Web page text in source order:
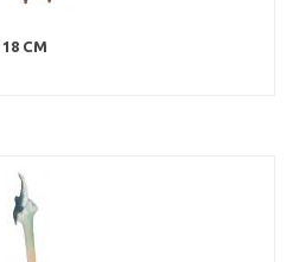
CM